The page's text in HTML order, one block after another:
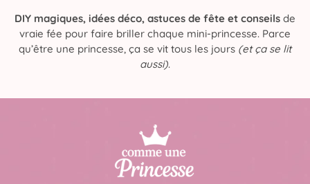
DIY magiques, idées déco, astuces de fête et conseils de
vraie fée pour faire briller chaque mini-princesse. Parce
qu’être une princesse, ça se vit tous les jours (et ça se lit
aussi).